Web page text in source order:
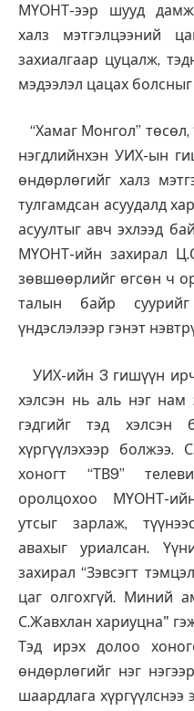
МҮОНТ-ээр шууд
халз мэтгэлцээний
захиалгаар цуцалж,
мэдээлэл цацах
“Хамаг Монгол” төсөл,
нэгдлийнхэн УИХ-ын
өндөрлөгийг халз
тулгамдсан асуудалд
асуултыг авч эхлээд
МҮОНТ-ийн захирал
зөвшөөрлийг өгсөн ч
талын байр
үндэслэлээр гэнэт
УИХ-ийн 3 гишүүн
хэлсэн нь аль нэг нам
гэдгийг тэд хэлсэн
хүргүүлэхээр болжээ.
хоногт “ТВ9”
оролцохоо МҮОНТ-
утсыг зарлаж,
авахыг уриалсан.
захирал “Зэвсэгт
цаг олгохгүй. Миний
С.Жавхлан хариуцна"
Тэд ирэх долоо
өндөрлөгийг нэг
шаардлага